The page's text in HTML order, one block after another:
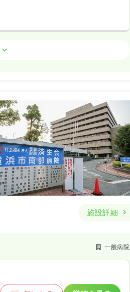
一時募集休止
気になる 詳細を見る
一般病院
施設詳細
一般病院